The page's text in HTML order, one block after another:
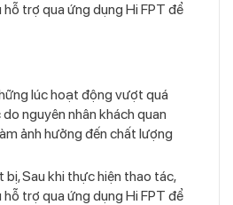
trợ qua ứng dụng Hi FPT để
lúc hoạt động vượt quá
nguyên nhân khách quan
ảnh hưởng đến chất lượng
Sau khi thực hiện thao tác,
trợ qua ứng dụng Hi FPT để